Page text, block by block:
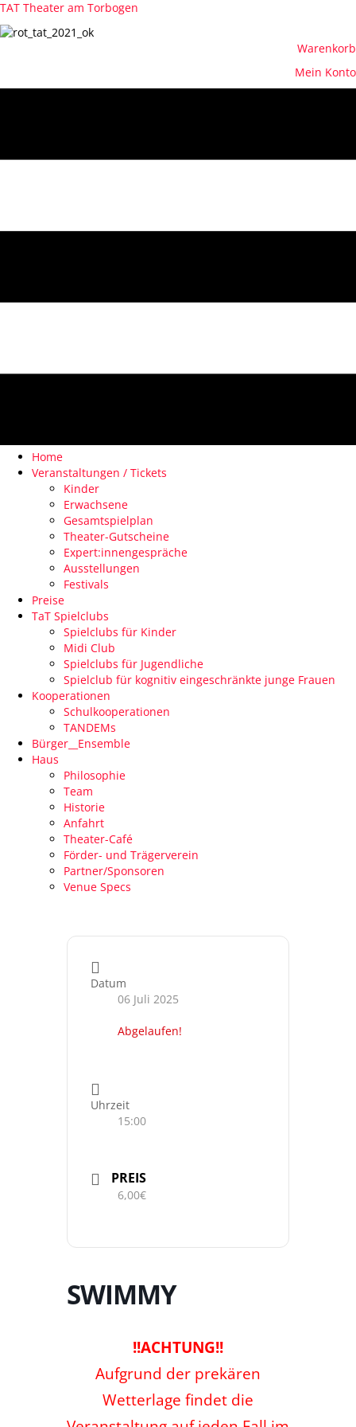
TAT Theater am Torbogen
Warenkorb
Mein Konto
Home
Veranstaltungen / Tickets
Kinder
Erwachsene
Gesamtspielplan
Theater-Gutscheine
Expert:innengespräche
Ausstellungen
Festivals
Preise
TaT Spielclubs
Spielclubs für Kinder
Midi Club
Spielclubs für Jugendliche
Spielclub für kognitiv eingeschränkte junge Frauen
Kooperationen
Schulkooperationen
TANDEMs
Bürger__Ensemble
Haus
Philosophie
Team
Historie
Anfahrt
Theater-Café
Förder- und Trägerverein
Partner/Sponsoren
Venue Specs
Datum
06 Juli 2025
Abgelaufen!
Uhrzeit
15:00
PREIS
6,00€
SWIMMY
!!ACHTUNG!!
Aufgrund der prekären
Wetterlage findet die